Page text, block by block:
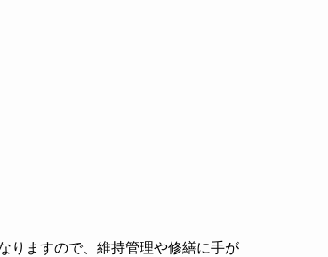
りますので、維持管理や修繕に手が